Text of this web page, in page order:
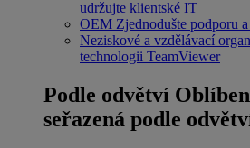
udržujte klientské IT
OEM Zjednodušte podporu
Neziskové a vzdělávací
technologii TeamViewer
Podle odvětví
seřazená podle